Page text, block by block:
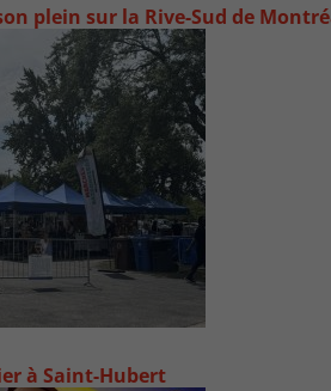
plein sur la Rive-Sud de
à Saint-Hubert